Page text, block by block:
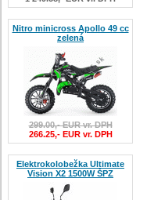
Nitro minicross Apollo 49 cc
zelená
299.00,- EUR vr. DPH
266.25,- EUR vr. DPH
Elektrokolobežka Ultimate
Vision X2 1500W ŠPZ